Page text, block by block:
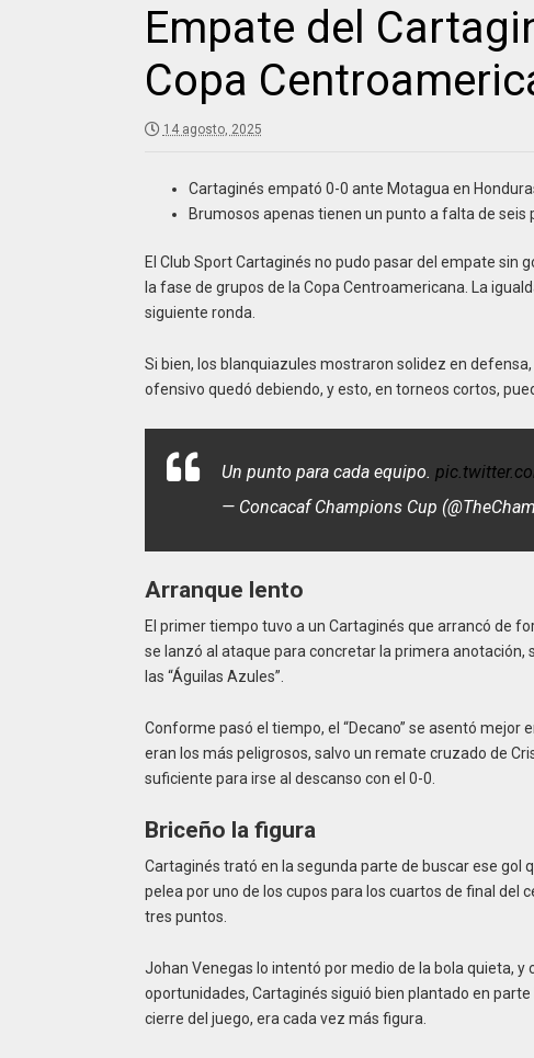
Empate del
Copa
14 agosto, 2025
Cartaginés empató 0-0 ante Motagua en
Brumosos apenas tienen un punto a falta de seis
El Club Sport Cartaginés no pudo pasar del empate sin
la fase de grupos de la Copa Centroamericana. La
siguiente ronda.
Si bien, los blanquiazules mostraron solidez en
ofensivo quedó debiendo, y esto, en torneos cortos,
Un punto para cada equipo.
— Concacaf Champions Cup
Arranque lento
El primer tiempo tuvo a un Cartaginés que arrancó de
se lanzó al ataque para concretar la primera
las “Águilas Azules”.
Conforme pasó el tiempo, el “Decano” se asentó mejor
eran los más peligrosos, salvo un remate cruzado de
suficiente para irse al descanso con el 0-0.
Briceño la figura
Cartaginés trató en la segunda parte de buscar ese gol
pelea por uno de los cupos para los cuartos de final del
tres puntos.
Johan Venegas lo intentó por medio de la bola quieta,
oportunidades, Cartaginés siguió bien plantado en
cierre del juego, era cada vez más figura.